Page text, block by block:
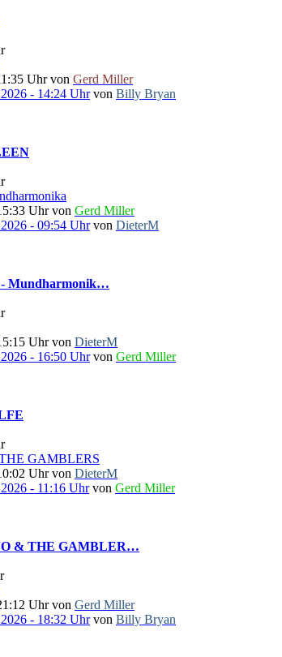
Uhr von Gerd Miller
- 14:24 Uhrvon Billy Bryan
Uhr von Gerd Miller
- 09:54 Uhrvon DieterM
Mundharmonik…
Uhr von DieterM
- 16:50 Uhrvon Gerd Miller
GAMBLERS
Uhr von DieterM
- 11:16 Uhrvon Gerd Miller
& THE GAMBLER…
Uhr von Gerd Miller
- 18:32 Uhrvon Billy Bryan